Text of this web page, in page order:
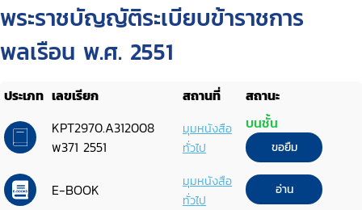
พระราชบัญญัติระเบียบข้าราชการ
พลเรือน พ.ศ. 2551
ประเภท เลขเรียก สถานที่
สถานะ
KPT2970.A312008
พ371 2551
มุมหนังสือ
ทั่วไป
บนชั้น
ขอยืม
E-BOOK
มุมหนังสือ
ทั่วไป
อ่าน